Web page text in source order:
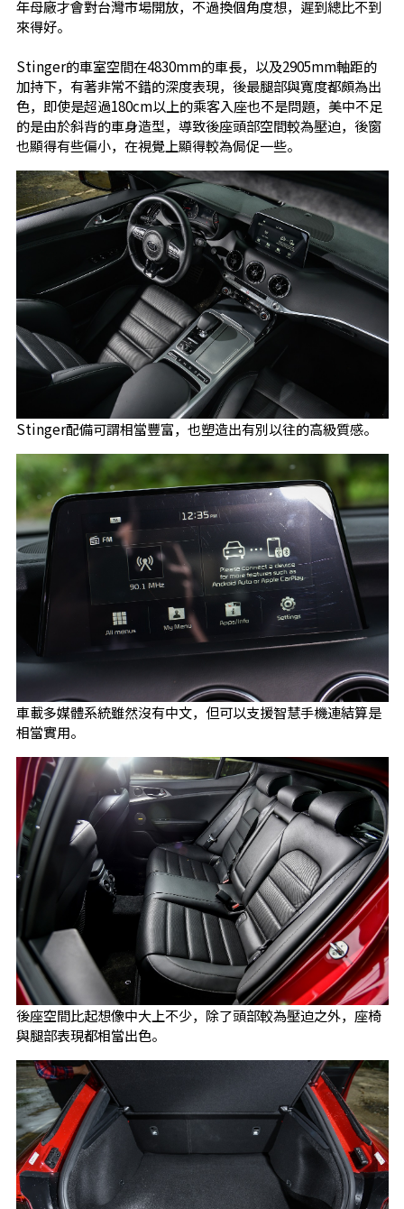
年母廠才會對台灣市場開放，不過換個角度想，遲到總比不到
來得好。
Stinger的車室空間在4830mm的車長，以及2905mm軸距的
加持下，有著非常不錯的深度表現，後最腿部與寬度都頗為出
色，即使是超過180cm以上的乘客入座也不是問題，美中不足
的是由於斜背的車身造型，導致後座頭部空間較為壓迫，後窗
也顯得有些偏小，在視覺上顯得較為侷促一些。
Stinger配備可謂相當豐富，也塑造出有別以往的高級質感。
車載多媒體系統雖然沒有中文，但可以支援智慧手機連結算是
相當實用。
後座空間比起想像中大上不少，除了頭部較為壓迫之外，座椅
與腿部表現都相當出色。